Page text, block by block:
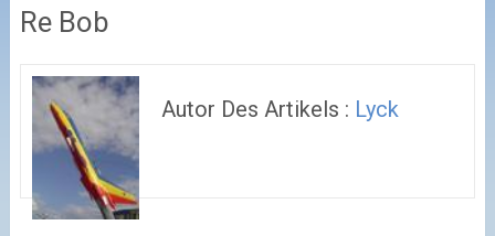
Re Bob
Autor Des Artikels : Lyck